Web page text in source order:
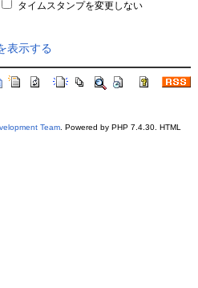
タイムスタンプを変更しない
表示する
Team. Powered by PHP 7.4.30. HTML